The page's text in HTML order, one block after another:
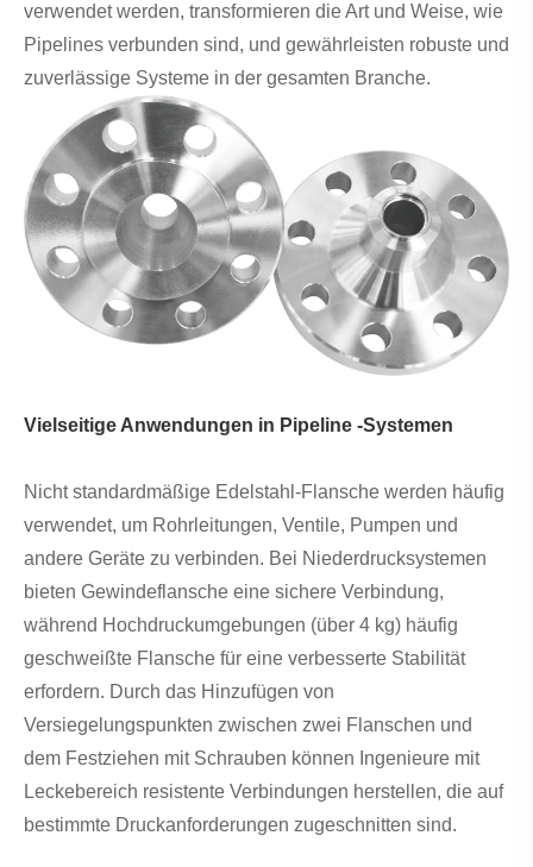
verwendet werden, transformieren die Art und Weise, wie
Pipelines verbunden sind, und gewährleisten robuste und
zuverlässige Systeme in der gesamten Branche.
Vielseitige Anwendungen in Pipeline -Systemen
Nicht standardmäßige Edelstahl-Flansche werden häufig
verwendet, um Rohrleitungen, Ventile, Pumpen und
andere Geräte zu verbinden. Bei Niederdrucksystemen
bieten Gewindeflansche eine sichere Verbindung,
während Hochdruckumgebungen (über 4 kg) häufig
geschweißte Flansche für eine verbesserte Stabilität
erfordern. Durch das Hinzufügen von
Versiegelungspunkten zwischen zwei Flanschen und
dem Festziehen mit Schrauben können Ingenieure mit
Leckebereich resistente Verbindungen herstellen, die auf
bestimmte Druckanforderungen zugeschnitten sind.